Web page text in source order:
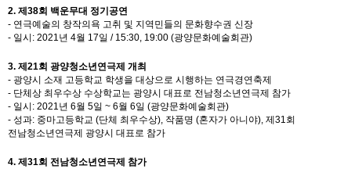
2. 제38회 백운무대 정기공연
- 연극예술의 창작의욕 고취 및 지역민들의 문화향수권 신장
- 일시: 2021년 4월 17일 / 15:30, 19:00 (광양문화예술회관)
3. 제21회 광양청소년연극제 개최
- 광양시 소재 고등학교 학생을 대상으로 시행하는 연극경연축제
- 단체상 최우수상 수상학교는 광양시 대표로 전남청소년연극제 참가
- 일시: 2021년 6월 5일 ~ 6월 6일 (광양문화예술회관)
- 성과: 중마고등학교 (단체 최우수상), 작품명 (혼자가 아니야), 제31회
전남청소년연극제 광양시 대표로 참가
4. 제31회 전남청소년연극제 참가